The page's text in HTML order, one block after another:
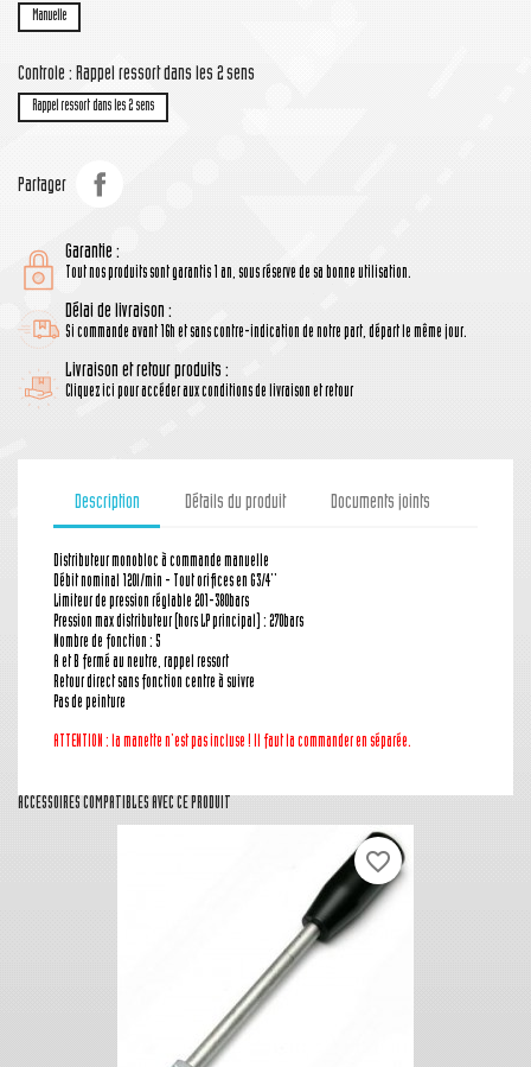
Manuelle
Controle : Rappel ressort dans les 2 sens
Rappel ressort dans les 2 sens
Partager
Garantie :
Tout nos produits sont garantis 1 an, sous réserve de sa bonne utilisation.
Délai de livraison :
Si commande avant 16h et sans contre-indication de notre part, départ le même jour.
Livraison et retour produits :
Cliquez ici pour accéder aux conditions de livraison et retour
Description Détails du produit Documents joints
Distributeur monobloc à commande manuelle
Débit nominal 120l/min - Tout orifices en G3/4''
Limiteur de pression réglable 201-380bars
Pression max distributeur (hors LP principal) : 270bars
Nombre de fonction : 5
A et B fermé au neutre, rappel ressort
Retour direct sans fonction centre à suivre
Pas de peinture
ATTENTION : la manette n'est pas incluse ! Il faut la commander en séparée.
ACCESSOIRES COMPATIBLES AVEC CE PRODUIT
favorite_border